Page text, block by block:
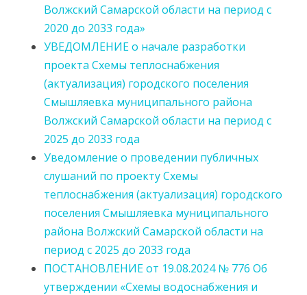
Волжский Самарской области на период с
2020 до 2033 года»
УВЕДОМЛЕНИЕ о начале разработки
проекта Схемы теплоснабжения
(актуализация) городского поселения
Смышляевка муниципального района
Волжский Самарской области на период с
2025 до 2033 года
Уведомление о проведении публичных
слушаний по проекту Схемы
теплоснабжения (актуализация) городского
поселения Смышляевка муниципального
района Волжский Самарской области на
период с 2025 до 2033 года
ПОСТАНОВЛЕНИЕ от 19.08.2024 № 776 Об
утверждении «Схемы водоснабжения и